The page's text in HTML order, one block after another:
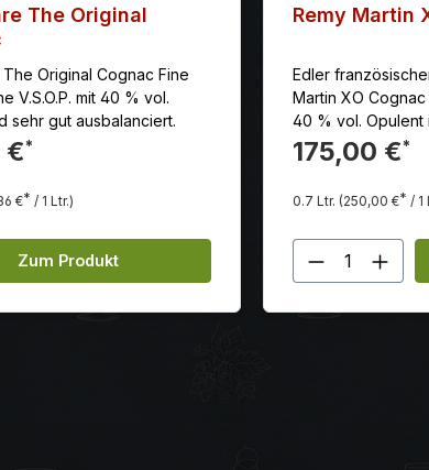
The Original
The Original Cognac Fine
V.S.O.P. mit 40 % vol.
sehr gut ausbalanciert.
€*
€* / 1 Ltr.)
Zum Produkt
Remy Martin
Edler
Martin XO
40 % vol. Opulent
offenbart der
Aromen nach und
Verkostung.
175,00 €*
0.7 Ltr. (250,00 €* / 1
Produkt